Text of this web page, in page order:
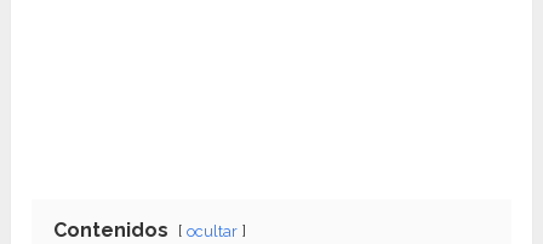
Contenidos ocultar